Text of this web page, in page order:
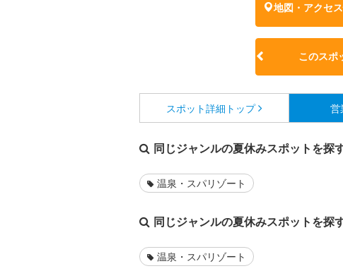
地図・アクセ
このスポ
スポット詳細 トップ 営
同じジャンルの夏休みスポットを探
温泉・スパリゾート
同じジャンルの夏休みスポットを探
温泉・スパリゾート